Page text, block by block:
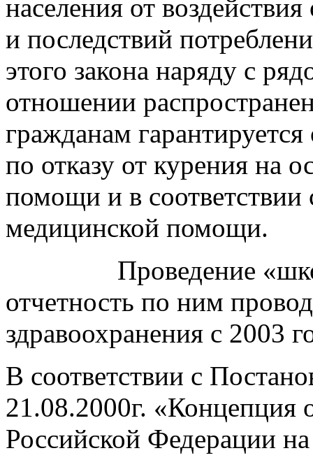
населения от
и последствий
этого закона наряду с
отношении
гражданам
по отказу от курения на
помощи и в соответствии
медицинской помощи.
Проведение
отчетность по ним
здравоохранения с 2003
В соответствии с
21.08.2000г. «Концепция
Российской Федерации